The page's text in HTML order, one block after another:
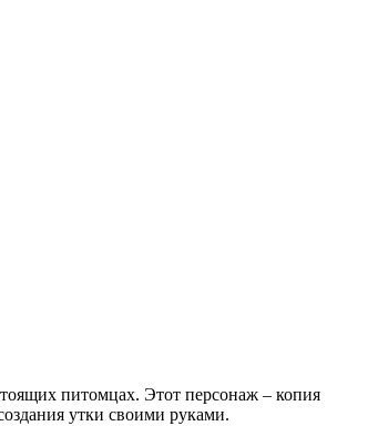
питомцах. Этот персонаж – копия
утки своими руками.